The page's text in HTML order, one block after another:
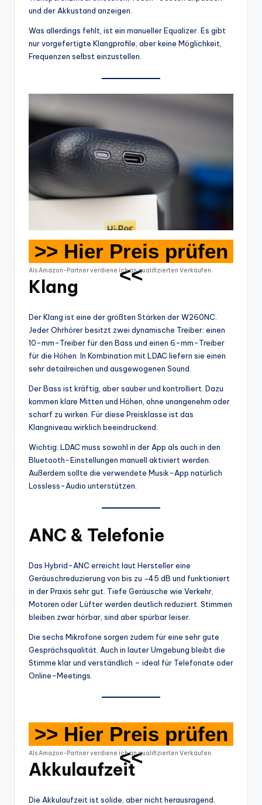
und der Akkustand anzeigen.
Was allerdings fehlt, ist ein manueller Equalizer. Es gibt
nur vorgefertigte Klangprofile, aber keine Möglichkeit,
Frequenzen selbst einzustellen.
>> Hier Preis prüfen
<<
Als Amazon-Partner verdiene ich an qualifizierten Verkäufen.
Klang
Der Klang ist eine der größten Stärken der W260NC.
Jeder Ohrhörer besitzt zwei dynamische Treiber: einen
10-mm-Treiber für den Bass und einen 6-mm-Treiber
für die Höhen. In Kombination mit LDAC liefern sie einen
sehr detailreichen und ausgewogenen Sound.
Der Bass ist kräftig, aber sauber und kontrolliert. Dazu
kommen klare Mitten und Höhen, ohne unangenehm oder
scharf zu wirken. Für diese Preisklasse ist das
Klangniveau wirklich beeindruckend.
Wichtig: LDAC muss sowohl in der App als auch in den
Bluetooth-Einstellungen manuell aktiviert werden.
Außerdem sollte die verwendete Musik-App natürlich
Lossless-Audio unterstützen.
ANC & Telefonie
Das Hybrid-ANC erreicht laut Hersteller eine
Geräuschreduzierung von bis zu −45 dB und funktioniert
in der Praxis sehr gut. Tiefe Geräusche wie Verkehr,
Motoren oder Lüfter werden deutlich reduziert. Stimmen
bleiben zwar hörbar, sind aber spürbar leiser.
Die sechs Mikrofone sorgen zudem für eine sehr gute
Gesprächsqualität. Auch in lauter Umgebung bleibt die
Stimme klar und verständlich – ideal für Telefonate oder
Online-Meetings.
>> Hier Preis prüfen
<<
Als Amazon-Partner verdiene ich an qualifizierten Verkäufen.
Akkulaufzeit
Die Akkulaufzeit ist solide, aber nicht herausragend.